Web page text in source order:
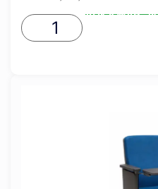
ADICIONAR